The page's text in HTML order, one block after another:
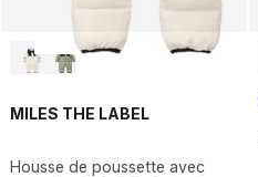
MILES THE LABEL
Housse de poussette avec